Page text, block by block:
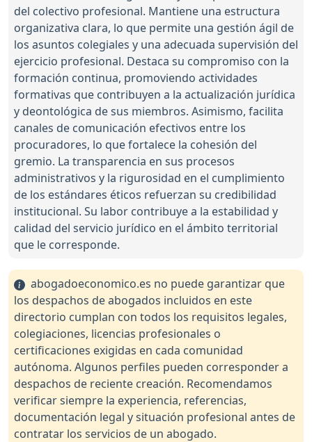
del colectivo profesional. Mantiene una estructura
organizativa clara, lo que permite una gestión ágil de
los asuntos colegiales y una adecuada supervisión del
ejercicio profesional. Destaca su compromiso con la
formación continua, promoviendo actividades
formativas que contribuyen a la actualización jurídica
y deontológica de sus miembros. Asimismo, facilita
canales de comunicación efectivos entre los
procuradores, lo que fortalece la cohesión del
gremio. La transparencia en sus procesos
administrativos y la rigurosidad en el cumplimiento
de los estándares éticos refuerzan su credibilidad
institucional. Su labor contribuye a la estabilidad y
calidad del servicio jurídico en el ámbito territorial
que le corresponde.
abogadoeconomico.es no puede garantizar que
los despachos de abogados incluidos en este
directorio cumplan con todos los requisitos legales,
colegiaciones, licencias profesionales o
certificaciones exigidas en cada comunidad
autónoma. Algunos perfiles pueden corresponder a
despachos de reciente creación. Recomendamos
verificar siempre la experiencia, referencias,
documentación legal y situación profesional antes de
contratar los servicios de un abogado.